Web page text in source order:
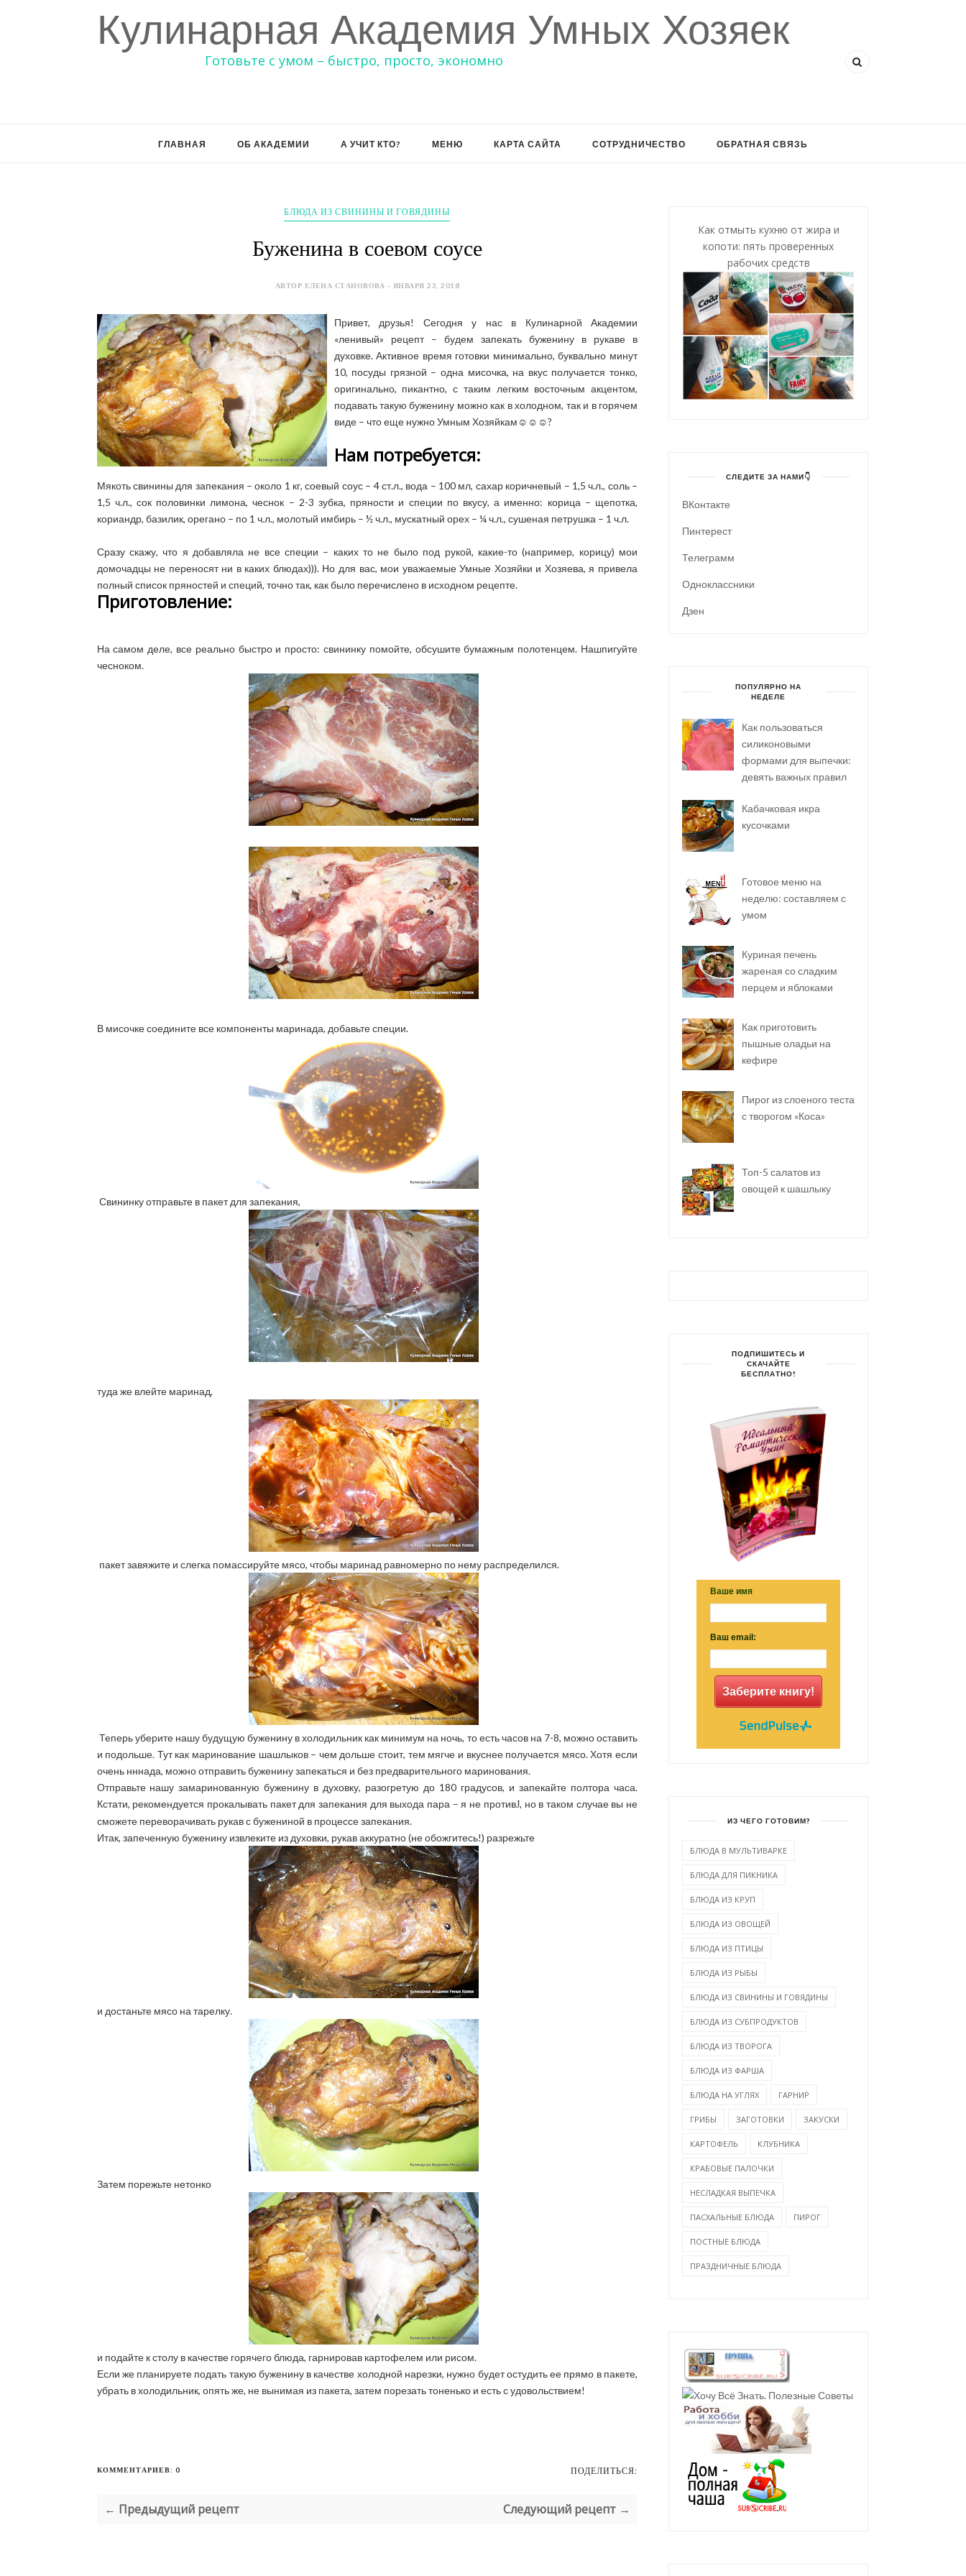
Кулинарная Академия Умных Хозяек
Готовьте с умом – быстро, просто, экономно
ГЛАВНАЯ ОБ АКАДЕМИИ А УЧИТ КТО? МЕНЮ КАРТА САЙТА СОТРУДНИЧЕСТВО ОБРАТНАЯ СВЯЗЬ
БЛЮДА ИЗ СВИНИНЫ И ГОВЯДИНЫ
Буженина в соевом соусе
АВТОР ЕЛЕНА СТАНОВОВА - ЯНВАРЯ 23, 2018
Привет, друзья! Сегодня у нас в Кулинарной Академии
«ленивый» рецепт – будем запекать буженину в рукаве в
духовке. Активное время готовки минимально, буквально минут
10, посуды грязной – одна мисочка, на вкус получается тонко,
оригинально, пикантно, с таким легким восточным акцентом,
подавать такую буженину можно как в холодном, так и в горячем
виде – что еще нужно Умным Хозяйкам☺☺☺?
Нам потребуется:
Мякоть свинины для запекания – около 1 кг, соевый соус – 4 ст.л., вода – 100 мл, сахар коричневый – 1,5 ч.л., соль –
1,5 ч.л., сок половинки лимона, чеснок – 2-3 зубка, пряности и специи по вкусу, а именно: корица – щепотка,
кориандр, базилик, орегано – по 1 ч.л., молотый имбирь – ½ ч.л., мускатный орех – ¼ ч.л., сушеная петрушка – 1 ч.л.
Сразу скажу, что я добавляла не все специи – каких то не было под рукой, какие-то (например, корицу) мои
домочадцы не переносят ни в каких блюдах))). Но для вас, мои уважаемые Умные Хозяйки и Хозяева, я привела
полный список пряностей и специй, точно так, как было перечислено в исходном рецепте.
Приготовление:
На самом деле, все реально быстро и просто: свининку помойте, обсушите бумажным полотенцем. Нашпигуйте
чесноком.
В мисочке соедините все компоненты маринада, добавьте специи.
Свининку отправьте в пакет для запекания,
туда же влейте маринад,
пакет завяжите и слегка помассируйте мясо, чтобы маринад равномерно по нему распределился.
Теперь уберите нашу будущую буженину в холодильник как минимум на ночь, то есть часов на 7-8, можно оставить
и подольше. Тут как маринование шашлыков – чем дольше стоит, тем мягче и вкуснее получается мясо. Хотя если
очень нннада, можно отправить буженину запекаться и без предварительного маринования.
Отправьте нашу замаринованную буженину в духовку, разогретую до 180 градусов, и запекайте полтора часа.
Кстати, рекомендуется прокалывать пакет для запекания для выхода пара – я не противJ, но в таком случае вы не
сможете переворачивать рукав с бужениной в процессе запекания.
Итак, запеченную буженину извлеките из духовки, рукав аккуратно (не обожгитесь!) разрежьте
и достаньте мясо на тарелку.
Затем порежьте нетонко
и подайте к столу в качестве горячего блюда, гарнировав картофелем или рисом.
Если же планируете подать такую буженину в качестве холодной нарезки, нужно будет остудить ее прямо в пакете,
убрать в холодильник, опять же, не вынимая из пакета, затем порезать тоненько и есть с удовольствием!
КОММЕНТАРИЕВ: 0 ПОДЕЛИТЬСЯ:
← Предыдущий рецепт Следующий рецепт →
Как отмыть кухню от жира и
копоти: пять проверенных
рабочих средств
СЛЕДИТЕ ЗА НАМИ👇
ВКонтакте
Пинтерест
Телеграмм
Одноклассники
Дзен
ПОПУЛЯРНО НА
НЕДЕЛЕ
Как пользоваться
силиконовыми
формами для выпечки:
девять важных правил
Кабачковая икра
кусочками
Готовое меню на
неделю: составляем с
умом
Куриная печень
жареная со сладким
перцем и яблоками
Как приготовить
пышные оладьи на
кефире
Пирог из слоеного теста
с творогом «Коса»
Топ-5 салатов из
овощей к шашлыку
ПОДПИШИТЕСЬ И
СКАЧАЙТЕ
БЕСПЛАТНО!
Ваше имя
Ваш email:
Заберите книгу!
ИЗ ЧЕГО ГОТОВИМ?
БЛЮДА В МУЛЬТИВАРКЕ
БЛЮДА ДЛЯ ПИКНИКА
БЛЮДА ИЗ КРУП
БЛЮДА ИЗ ОВОЩЕЙ
БЛЮДА ИЗ ПТИЦЫ
БЛЮДА ИЗ РЫБЫ
БЛЮДА ИЗ СВИНИНЫ И ГОВЯДИНЫ
БЛЮДА ИЗ СУБПРОДУКТОВ
БЛЮДА ИЗ ТВОРОГА
БЛЮДА ИЗ ФАРША
БЛЮДА НА УГЛЯХ ГАРНИР
ГРИБЫ ЗАГОТОВКИ ЗАКУСКИ
КАРТОФЕЛЬ КЛУБНИКА
КРАБОВЫЕ ПАЛОЧКИ
НЕСЛАДКАЯ ВЫПЕЧКА
ПАСХАЛЬНЫЕ БЛЮДА ПИРОГ
ПОСТНЫЕ БЛЮДА
ПРАЗДНИЧНЫЕ БЛЮДА